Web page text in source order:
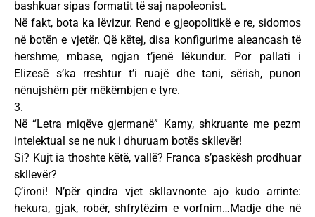
bashkuar sipas formatit të saj napoleonist.
Në fakt, bota ka lëvizur. Rend e gjeopolitikë e re, sidomos
në botën e vjetër. Që këtej, disa konfigurime aleancash të
hershme, mbase, ngjan t’jenë lëkundur. Por pallati i
Elizesë s’ka rreshtur t’i ruajë dhe tani, sërish, punon
nënujshëm për mëkëmbjen e tyre.
3.
Në “Letra miqëve gjermanë” Kamy, shkruante me pezm
intelektual se ne nuk i dhuruam botës skllevër!
Si? Kujt ia thoshte këtë, vallë? Franca s’paskësh prodhuar
skllevër?
Ç’ironi! N’për qindra vjet skllavnonte ajo kudo arrinte:
hekura, gjak, robër, shfrytëzim e vorfnim…Madje dhe në